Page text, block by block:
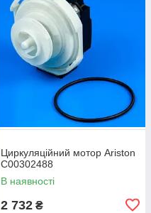
Циркуляційний мотор Ariston
C00302488
В наявності
2 732 ₴